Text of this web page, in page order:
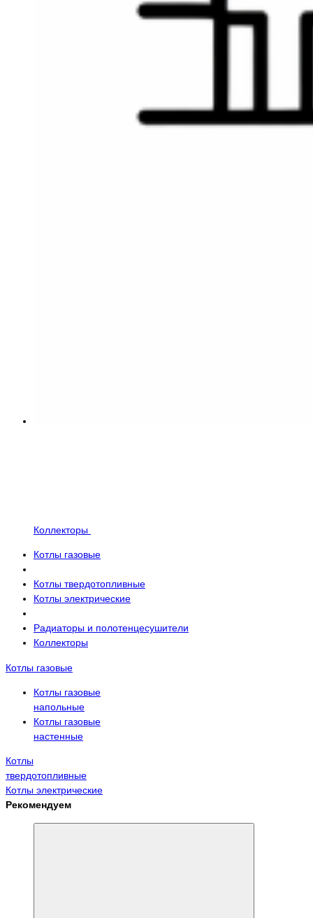
Коллекторы
Котлы газовые
Котлы твердотопливные
Котлы электрические
Радиаторы и полотенцесушители
Коллекторы
Котлы газовые
Котлы газовые
напольные
Котлы газовые
настенные
Котлы
твердотопливные
Котлы электрические
Рекомендуем